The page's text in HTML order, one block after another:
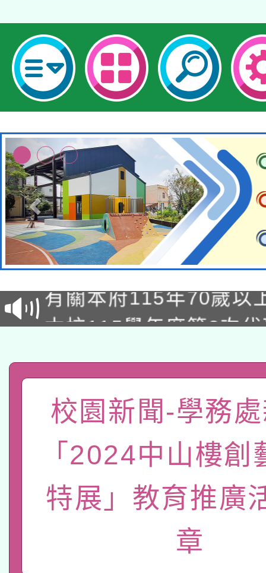
兒童少年暑期犯罪預防
答一案
有關本府115年70歲以
人員健康講座「吃得安
本校115學年度第2次
招)
本館辦理115年度閱讀
暨閱讀推動專業研習
科技賦能─人工智慧
礎課程
A3數位素養講師名單
「數位內容與教學軟
pilot」
有關大陸委員會函釋公
薪期間赴陸應申請許可
轉知經濟部水利署委託
業技術研究院辦理「
兒童少年暑期犯罪預防
校園新聞-學務
「2024中山樓創
特展」教育推廣
章